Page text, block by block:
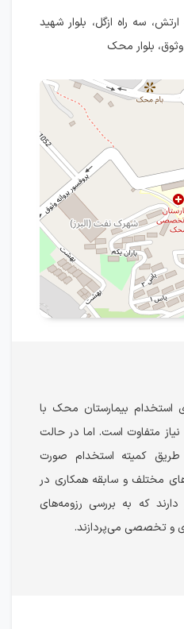
ارتش، سه راه ازگل، بلوار شهید
بلوار محک
استخدام بیمارستان محک با
متفاوت است. اما در حالت
کمیته استخدام صورت
مختلف و سابقه همکاری در
که به بررسی رزومه‌های
و تخصصی می‌پردازند.